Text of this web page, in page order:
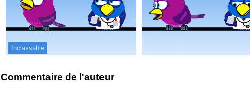
Inclassable
Commentaire de l'auteur